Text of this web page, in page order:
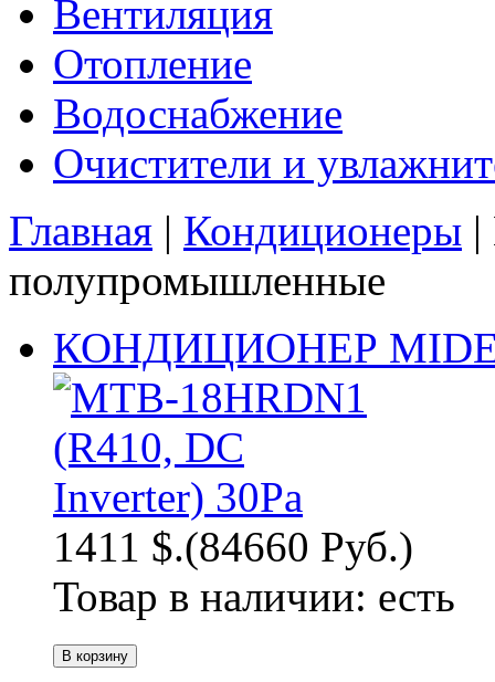
Вентиляция
Отопление
Водоснабжение
Очистители и
Главная | Кондиционеры
полупромышленные
КОНДИЦИОНЕР
1411 $.(84660 Руб.)
Товар в наличии: есть